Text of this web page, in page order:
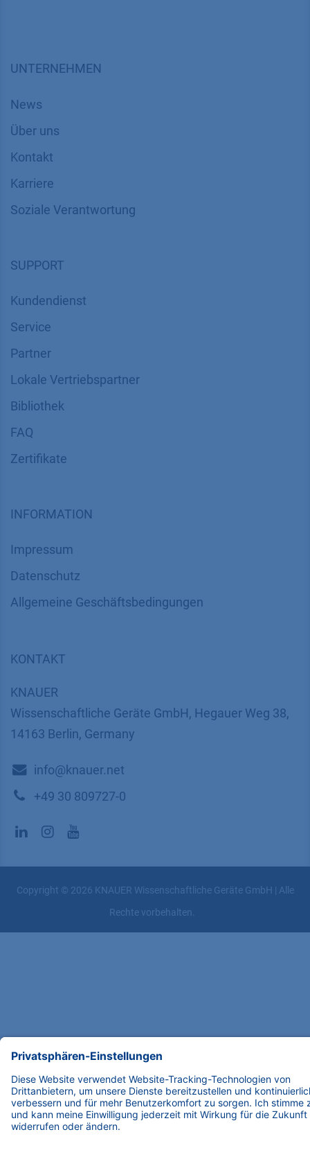
UNTERNEHMEN
News
Über uns
Kontakt
Karriere
Soziale Verantwortung
SUPPORT
Kundendienst
Service
Partner
Lokale Vertriebspartner
Bibliothek
FAQ
Zertifikate
INFORMATION
Impressum
Datenschutz
​​​​​​​​​​​​​​​​​Allgemeine Geschäftsbedingungen
KONTAKT
KNAUER
Wissenschaftliche Geräte GmbH, Hegauer Weg 38,
14163 Berlin, Germany
​​​​​​​​​​​​​​i​n​f​o​@​k​n​a​u​e​r​.​n​e​t
+49 30 809727-0
Copyright © 2026 KNAUER Wissenschaftliche Geräte GmbH | Alle
Rechte vorbehalten.